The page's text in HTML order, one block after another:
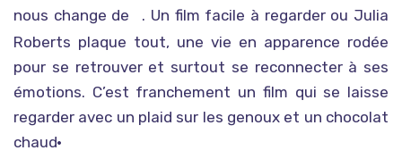
nous change de
. Un film facile à regarder ou Julia
Roberts plaque tout, une vie en apparence rodée
pour se retrouver et surtout se reconnecter à ses
émotions. C’est franchement un film qui se laisse
regarder avec un plaid sur les genoux et un chocolat
chaud·